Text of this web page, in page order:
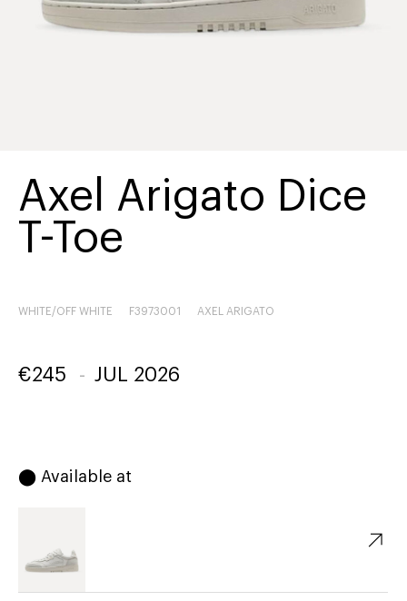
Axel Arigato Dice
T-Toe
WHITE/OFF WHITE F3973001 AXEL ARIGATO
€245 - JUL 2026
⬤ Available at
↗︎